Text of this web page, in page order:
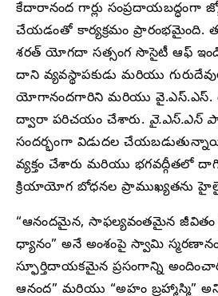
కేదారానంద గార్లు సంప్రదాయబద్ధంగా
చేయడంతో కార్యక్రమం ప్రారంభమైంది.
శరత్ యోగదా సత్సంగ సొసైటీ ఆఫ్
దాని వ్యవస్థాపకుడు మరియు
యోగానందగారిని మరియు వై.ఎస్.ఎస్.
ద్వారా పరిచయం చేశారు. వై.ఎస్.ఎస్
సందర్భంగా విడుదల
వ్యక్తం చేశారు మరియు భగవద్గీతలో దాగి
క్రియాయోగ బోధనల ప్రాముఖ్యతను
“ఆనందమైన, సాఫల్యవంతమైన
ధ్యానం” అనే అంశంపై స్వామి
స్ఫూర్తిదాయకమైన ప్రసంగాన్ని
ఆనంద” మరియు “అహం బ్రహ్మాస్మి”